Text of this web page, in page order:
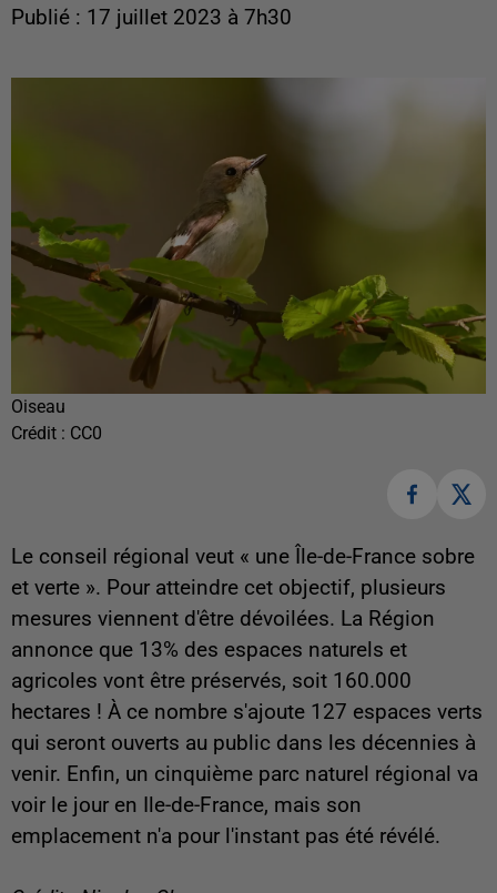
Publié : 17 juillet 2023 à 7h30
Oiseau
Crédit : CC0
Le conseil régional veut « une Île-de-France sobre
et verte ». Pour atteindre cet objectif, plusieurs
mesures viennent d'être dévoilées. La Région
annonce que 13% des espaces naturels et
agricoles vont être préservés, soit 160.000
hectares ! À ce nombre s'ajoute 127 espaces verts
qui seront ouverts au public dans les décennies à
venir. Enfin, un cinquième parc naturel régional va
voir le jour en Ile-de-France, mais son
emplacement n'a pour l'instant pas été révélé.